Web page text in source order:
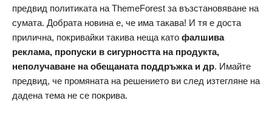
предвид политиката на ThemeForest за възстановяване на
сумата. Добрата новина е, че има такава! И тя е доста
прилична, покривайки такива неща като фалшива
реклама, пропуски в сигурността на продукта,
неполучаване на обещаната поддръжка и др. Имайте
предвид, че промяната на решението ви след изтегляне на
дадена тема не се покрива.